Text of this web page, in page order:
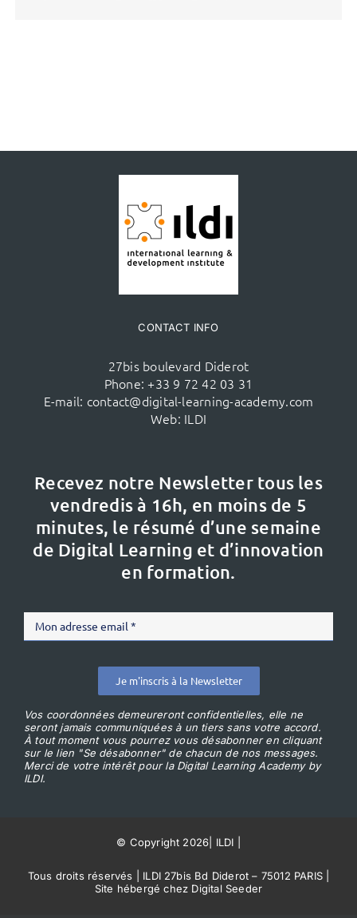
CONTACT INFO
27bis boulevard Diderot
Phone: +33 9 72 42 03 31
E-mail: contact@digital-learning-academy.com
Web: ILDI
Recevez notre Newsletter tous les
vendredis à 16h, en moins de 5
minutes, le résumé d’une semaine
de Digital Learning et d’innovation
en formation.
Je m'inscris à la Newsletter
Vos coordonnées demeureront confidentielles, elle ne
seront jamais communiquées à un tiers sans votre accord.
À tout moment vous pourrez vous désabonner en cliquant
sur le lien "Se désabonner" de chacun de nos messages.
Merci de votre intérêt pour la Digital Learning Academy by
ILDI.
© Copyright 2026 ILDI
Tous droits réservés | ILDI 27bis Bd Diderot – 75012 PARIS |
Site hébergé chez Digital Seeder